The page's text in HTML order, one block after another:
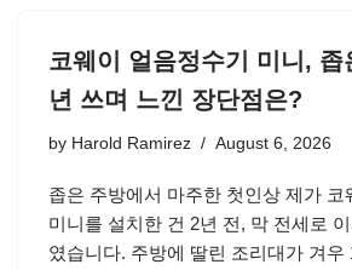
코웨이 얼음정수기 미니, 좁
년 쓰며 느낀 장단점은?
by Harold Ramirez August 6, 2026
좁은 주방에서 마주한 첫인상 제가 코
미니를 설치한 건 2년 전, 막 전세로
였습니다. 주방에 딸린 조리대가 겨우